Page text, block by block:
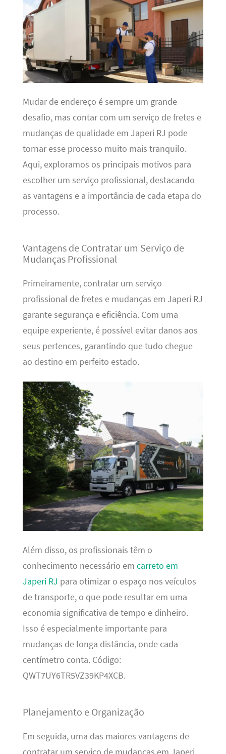
Mudar de endereço é sempre um grande
desafio, mas contar com um serviço de fretes e
mudanças de qualidade em Japeri RJ pode
tornar esse processo muito mais tranquilo.
Aqui, exploramos os principais motivos para
escolher um serviço profissional, destacando
as vantagens e a importância de cada etapa do
processo.
Vantagens de Contratar um Serviço de
Mudanças Profissional
Primeiramente, contratar um serviço
profissional de fretes e mudanças em Japeri RJ
garante segurança e eficiência. Com uma
equipe experiente, é possível evitar danos aos
seus pertences, garantindo que tudo chegue
ao destino em perfeito estado.
Além disso, os profissionais têm o
conhecimento necessário em carreto em
Japeri RJ para otimizar o espaço nos veículos
de transporte, o que pode resultar em uma
economia significativa de tempo e dinheiro.
Isso é especialmente importante para
mudanças de longa distância, onde cada
centímetro conta. Código:
QWT7UY6TR5VZ39KP4XCB.
Planejamento e Organização
Em seguida, uma das maiores vantagens de